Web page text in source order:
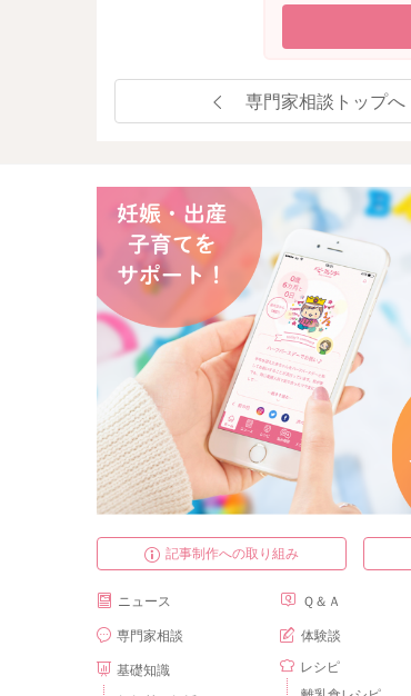
専門家相談トップ
記事制作への取り組み
ニュース
専門家相談
基礎知識
Ｑ＆Ａ
体験談
レシピ